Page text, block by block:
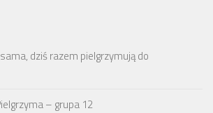
dziś razem pielgrzymują do
– grupa 12